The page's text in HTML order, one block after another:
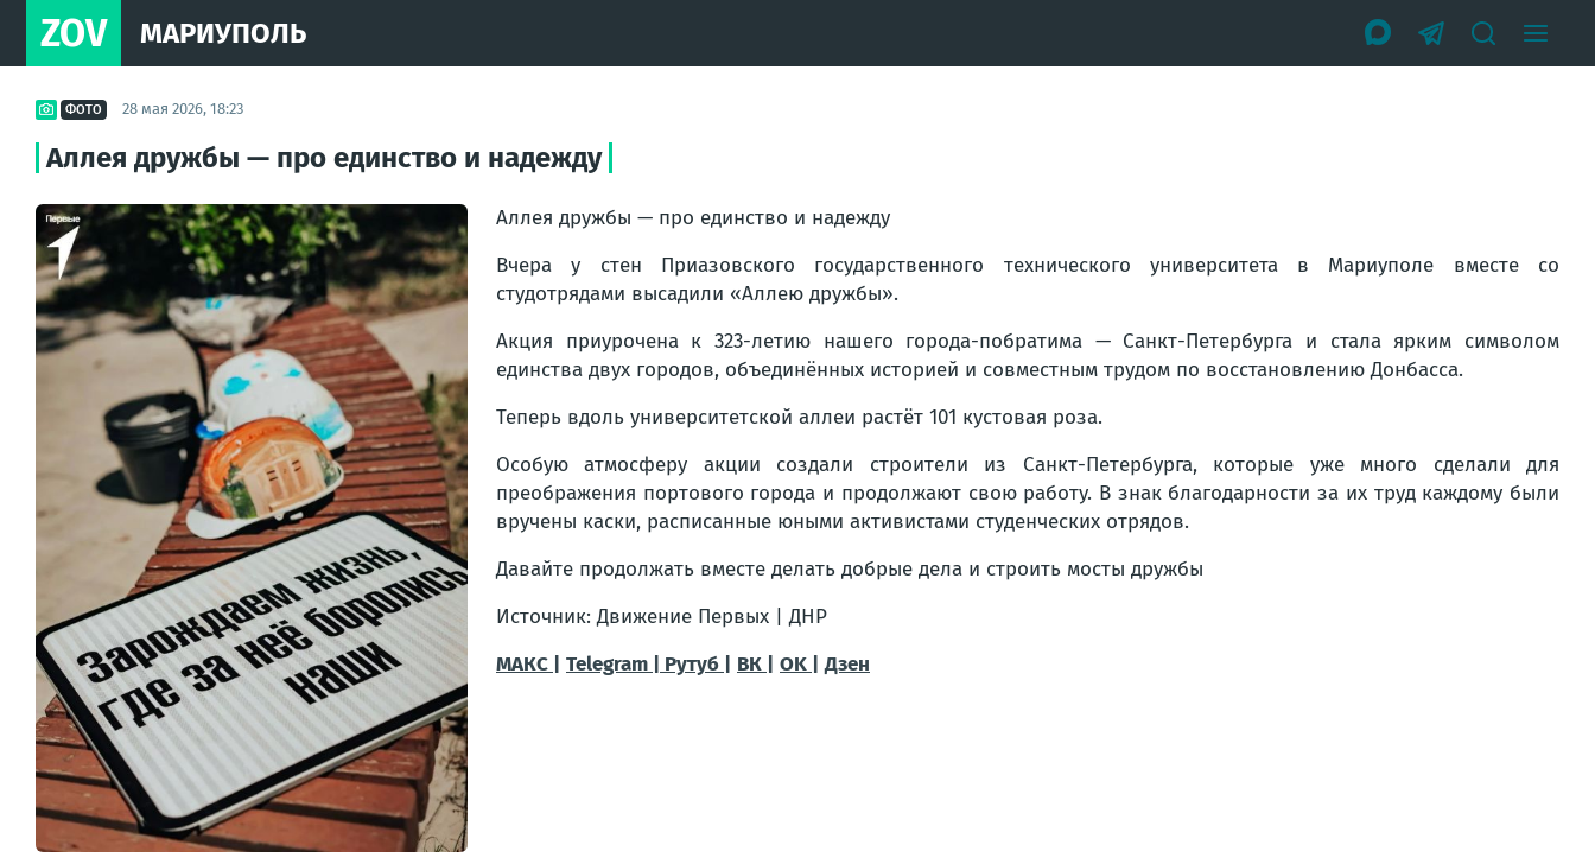
ZOV МАРИУПОЛЬ
ФОТО 28 мая 2026, 18:23
Аллея дружбы — про единство и надежду
Аллея дружбы — про единство и надежду
Вчера у стен Приазовского государственного технического университета в Мариуполе вместе со
студотрядами высадили «Аллею дружбы».
Акция приурочена к 323-летию нашего города-побратима — Санкт-Петербурга и стала ярким символом
единства двух городов, объединённых историей и совместным трудом по восстановлению Донбасса.
Теперь вдоль университетской аллеи растёт 101 кустовая роза.
Особую атмосферу акции создали строители из Санкт-Петербурга, которые уже много сделали для
преображения портового города и продолжают свою работу. В знак благодарности за их труд каждому были
вручены каски, расписанные юными активистами студенческих отрядов.
Давайте продолжать вместе делать добрые дела и строить мосты дружбы
Источник: Движение Первых | ДНР
МАКС |
Telegram | Рутуб | ВК | OK | Дзен